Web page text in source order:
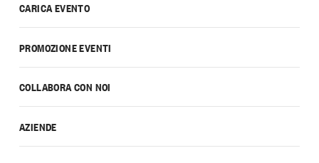
CARICA EVENTO
PROMOZIONE EVENTI
COLLABORA CON NOI
AZIENDE